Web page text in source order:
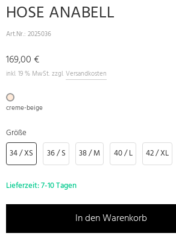
HOSE ANABELL
Art.Nr.: 2025036
169,00 €
inkl. 19 % MwSt. zzgl. Versandkosten
creme-beige
Größe
34 / XS
36 / S 38 / M 40 / L 42 / XL
Lieferzeit:7-10 Tagen
In den Warenkorb